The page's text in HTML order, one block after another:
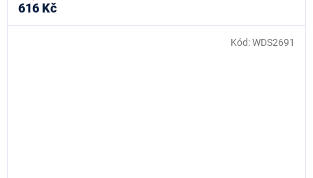
616 Kč
Kód:WDS2691